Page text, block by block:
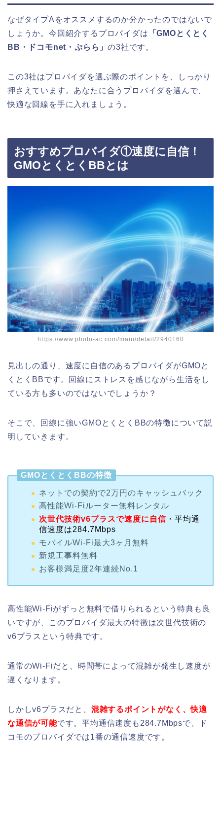
なぜタイプAをオススメするのか分かったのではないで
しょうか。今回紹介するプロバイダは 「GMOとくとく
BB・ドコモnet・ぷらら」の3社です。
この3社はプロバイダを選ぶ際のポイントを、しっかり
押さえています。あなたに合うプロバイダを選んで、
快適な回線を手に入れましょう。
おすすめプロバイダ①速度に自信！
GMOとくとくBBとは
https://www.photo-ac.com/main/detail/2940160
見出しの通り、速度に自信のあるプロバイダがGMOと
くとくBBです。回線にストレスを感じながら生活をし
ている方も多いのではないでしょうか？
そこで、回線に強いGMOとくとくBBの特徴について説
明していきます。
GMOとくとくBBの特徴
ネットでの契約で2万円のキャッシュバック
高性能Wi-Fiルーター無料レンタル
次世代技術v6プラスで速度に自信・平均通
信速度は284.7Mbps
モバイルWi-Fi最大3ヶ月無料
新規工事料無料
お客様満足度2年連続No.1
高性能Wi-Fiがずっと無料で借りられるという特典も良
いですが、このプロバイダ最大の特徴は次世代技術の
v6プラスという特典です。
通常のWi-Fiだと、時間帯によって混雑が発生し速度が
遅くなります。
しかしv6プラスだと、 混雑するポイントがなく、快適
な通信が可能です。平均通信速度も284.7Mbpsで、ド
コモのプロバイダでは1番の通信速度です。